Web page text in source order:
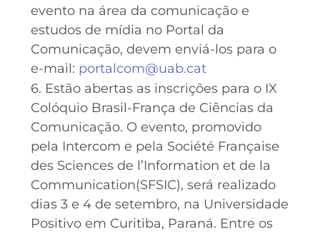
evento na área da comunicação e
estudos de mídia no Portal da
Comunicação, devem enviá-los para o
e-mail: portalcom@uab.cat
6. Estão abertas as inscrições para o IX
Colóquio Brasil-França de Ciências da
Comunicação. O evento, promovido
pela Intercom e pela Société Française
des Sciences de l’Information et de la
Communication(SFSIC), será realizado
dias 3 e 4 de setembro, na Universidade
Positivo em Curitiba, Paraná. Entre os